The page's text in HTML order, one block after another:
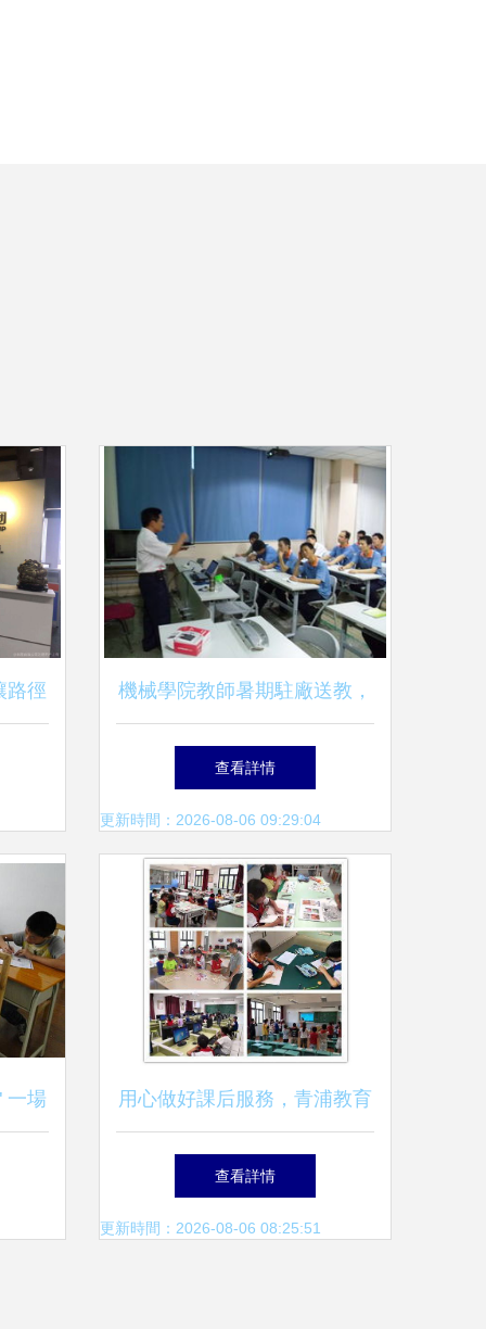
路徑
與
機械學院教師暑期駐廠送教，
開創校企合作新模式
查看詳情
更新時間：2026-08-06 09:29:04
一場 用心做好課后服務，青浦教育
在行動——教育咨詢服務的深
化與拓展
查看詳情
更新時間：2026-08-06 08:25:51